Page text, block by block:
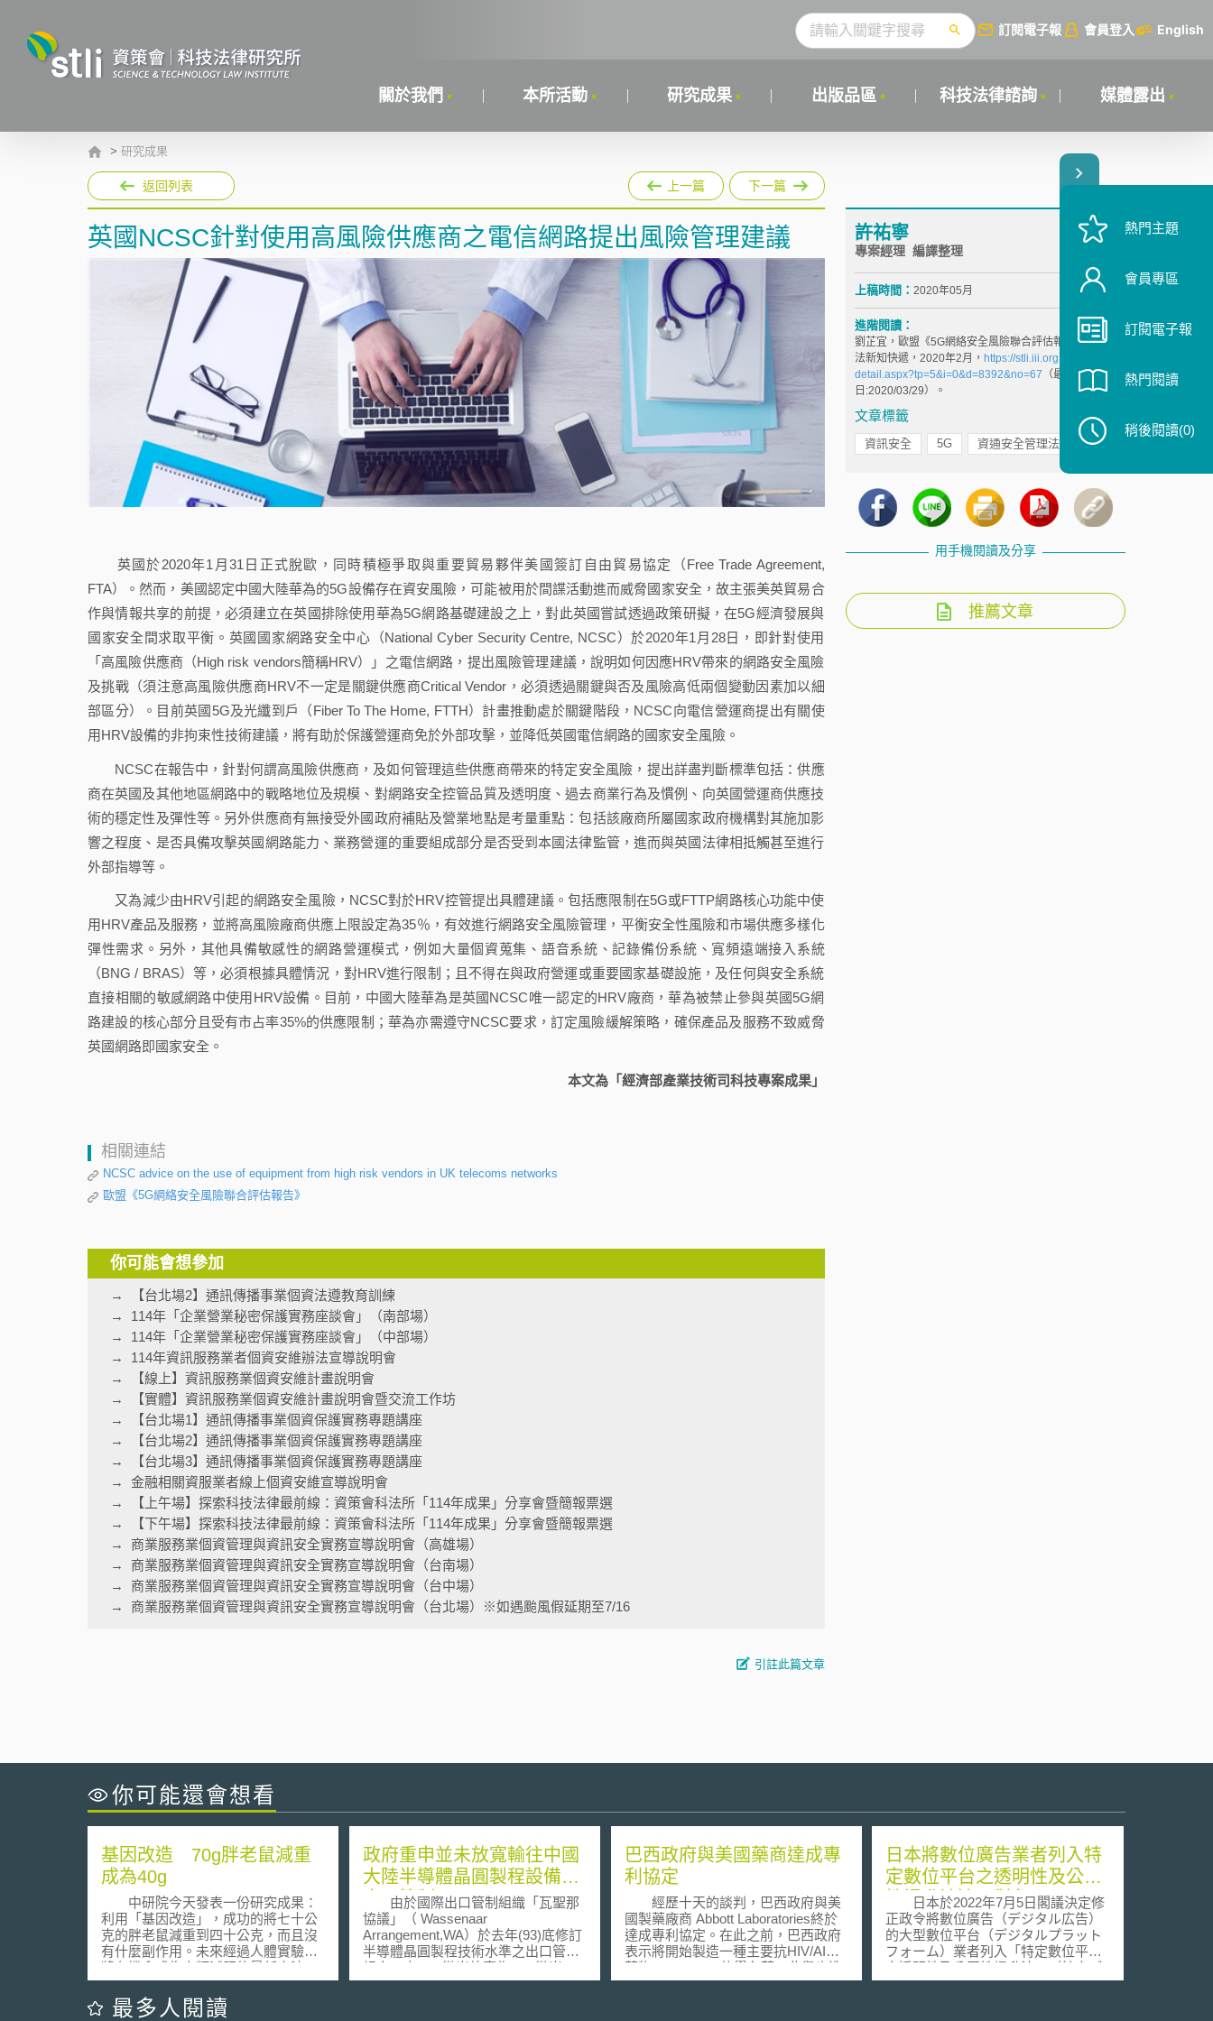
訂閱電子報 會員登入 English
關於我們 本所活動 研究成果 出版品區 科技法律諮詢 媒體露出
> 研究成果
返回列表 上一篇 下一篇
英國NCSC針對使用高風險供應商之電信網路提出風險管理建議
英國於2020年1月31日正式脫歐，同時積極爭取與重要貿易夥伴美國簽訂自由貿易協定（Free Trade Agreement,
FTA）。然而，美國認定中國大陸華為的5G設備存在資安風險，可能被用於間諜活動進而威脅國家安全，故主張美英貿易合
作與情報共享的前提，必須建立在英國排除使用華為5G網路基礎建設之上，對此英國嘗試透過政策研擬，在5G經濟發展與
國家安全間求取平衡。英國國家網路安全中心（National Cyber Security Centre, NCSC）於2020年1月28日，即針對使用
「高風險供應商（High risk vendors簡稱HRV）」之電信網路，提出風險管理建議，說明如何因應HRV帶來的網路安全風險
及挑戰（須注意高風險供應商HRV不一定是關鍵供應商Critical Vendor，必須透過關鍵與否及風險高低兩個變動因素加以細
部區分）。目前英國5G及光纖到戶（Fiber To The Home, FTTH）計畫推動處於關鍵階段，NCSC向電信營運商提出有關使
用HRV設備的非拘束性技術建議，將有助於保護營運商免於外部攻擊，並降低英國電信網路的國家安全風險。
NCSC在報告中，針對何謂高風險供應商，及如何管理這些供應商帶來的特定安全風險，提出詳盡判斷標準包括：供應
商在英國及其他地區網路中的戰略地位及規模、對網路安全控管品質及透明度、過去商業行為及慣例、向英國營運商供應技
術的穩定性及彈性等。另外供應商有無接受外國政府補貼及營業地點是考量重點：包括該廠商所屬國家政府機構對其施加影
響之程度、是否具備攻擊英國網路能力、業務營運的重要組成部分是否受到本國法律監管，進而與英國法律相抵觸甚至進行
外部指導等。
又為減少由HRV引起的網路安全風險，NCSC對於HRV控管提出具體建議。包括應限制在5G或FTTP網路核心功能中使
用HRV產品及服務，並將高風險廠商供應上限設定為35％，有效進行網路安全風險管理，平衡安全性風險和市場供應多樣化
彈性需求。另外，其他具備敏感性的網路營運模式，例如大量個資蒐集、語音系統、記錄備份系統、寬頻遠端接入系統
（BNG / BRAS）等，必須根據具體情況，對HRV進行限制；且不得在與政府營運或重要國家基礎設施，及任何與安全系統
直接相關的敏感網路中使用HRV設備。目前，中國大陸華為是英國NCSC唯一認定的HRV廠商，華為被禁止參與英國5G網
路建設的核心部分且受有市占率35%的供應限制；華為亦需遵守NCSC要求，訂定風險緩解策略，確保產品及服務不致威脅
英國網路即國家安全。
本文為「經濟部產業技術司科技專案成果」
相關連結
NCSC advice on the use of equipment from high risk vendors in UK telecoms networks
歐盟《5G網絡安全風險聯合評估報告》
你可能會想參加
【台北場2】通訊傳播事業個資法遵教育訓練
114年「企業營業秘密保護實務座談會」（南部場）
114年「企業營業秘密保護實務座談會」（中部場）
114年資訊服務業者個資安維辦法宣導說明會
【線上】資訊服務業個資安維計畫說明會
【實體】資訊服務業個資安維計畫說明會暨交流工作坊
【台北場1】通訊傳播事業個資保護實務專題講座
【台北場2】通訊傳播事業個資保護實務專題講座
【台北場3】通訊傳播事業個資保護實務專題講座
金融相關資服業者線上個資安維宣導說明會
【上午場】探索科技法律最前線：資策會科法所「114年成果」分享會暨簡報票選
【下午場】探索科技法律最前線：資策會科法所「114年成果」分享會暨簡報票選
商業服務業個資管理與資訊安全實務宣導說明會（高雄場）
商業服務業個資管理與資訊安全實務宣導說明會（台南場）
商業服務業個資管理與資訊安全實務宣導說明會（台中場）
商業服務業個資管理與資訊安全實務宣導說明會（台北場）※如遇颱風假延期至7/16
引註此篇文章
許祐寧
專案經理 編譯整理
上稿時間： 2020年05月
進階閱讀：
劉芷宜，歐盟《5G網絡安全風險聯合評估報告》，科
法新知快遞，2020年2月， https://stli.iii.org.tw/article-
detail.aspx?tp=5&i=0&d=8392&no=67 （最後瀏覽
日:2020/03/29）。
文章標籤
資訊安全 5G 資通安全管理法制
用手機閱讀及分享
推薦文章
你可能還會想看
基因改造 70g胖老鼠減重
成為40g
中研院今天發表一份研究成果：
利用「基因改造」，成功的將七十公
克的胖老鼠減重到四十公克，而且沒
有什麼副作用。未來經過人體實驗，
將有機會成為人類減肥的最新方法。
研究團隊發現，脂肪細胞活性與
細胞內的粒腺體含量有關，而「粒腺
體」就相當於細胞的「火力發電
政府重申並未放寬輸往中國
大陸半導體晶圓製程設備之
出口管制
由於國際出口管制組織「瓦聖那
協議」（ Wassenaar
Arrangement,WA）於去年(93)底修訂
半導體晶圓製程技術水準之出口管制
規定，由0.35微米放寬為0.18微米；
國貿局為配合「瓦聖那協議」之修
巴西政府與美國藥商達成專
利協定
經歷十天的談判，巴西政府與美
國製藥廠商 Abbott Laboratories終於
達成專利協定。在此之前，巴西政府
表示將開始製造一種主要抗HIV/AIDS
藥物，Kaletra，的學名藥。此舉也造
成製藥商的壓力，使其同意在今後六
日本將數位廣告業者列入特
定數位平台之透明性及公正
性提升法適用對象
日本於2022年7月5日閣議決定修
正政令將數位廣告（デジタル広告）
的大型數位平台（デジタルプラット
フォーム）業者列入「特定數位平台
之透明性及公正性提升法」（特定デ
ジタルプラットフォームの透明性及
最多人閱讀
熱門主題
會員專區
訂閱電子報
熱門閱讀
稍後閱讀(0)